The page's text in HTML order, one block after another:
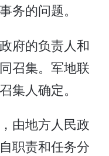
务的问题。
府的负责人和
召集。军地联
集人确定。
由地方人民政
职责和任务分